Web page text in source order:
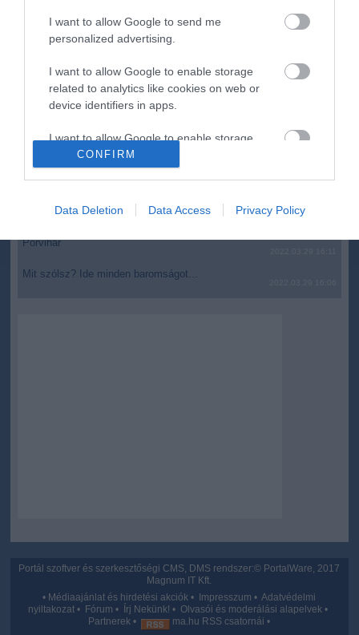
I want to allow Google to send me
personalized advertising.
I want to allow Google to enable storage
related to analytics like cookies on web or
device identifiers in apps.
I want to allow Google to enable storage
related to functionality of the website or app.
related to personalization.
I want to allow Google to enable storage
functionality and fraud prevention, and other
CONFIRM
Data Deletion Data Access Privacy Policy
top cikkek:
Nem is olyan egészséges a népszerű banán?
Tanár Úr gyere, mindjárt lesz Lillád!
AZ IGAZSÁG SOHA NEM KÉSŐ
JólVanna
Porvihar
Mit szólsz? Ide minden baromságot...
Portál szoftver és szerkesztőségi CMS, DMS rendszer:© PortalWare, 2017
Magnum IT Kft.
• Médiaajánlat és hirdetési akciók • Impresszum •Adatvédelmi
nyiltakozat • Fórum • Írj Nekünk! •Olvasói és moderálási alapelvek •
Partnerek • ma.hu RSS csatornái •